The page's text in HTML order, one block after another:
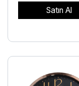
Satın Al